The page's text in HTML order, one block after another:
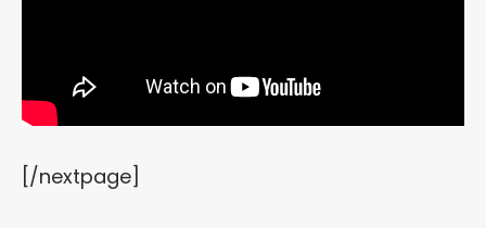
[/nextpage]